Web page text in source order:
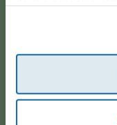
gustaría
producto? ¿Has
todo va viento